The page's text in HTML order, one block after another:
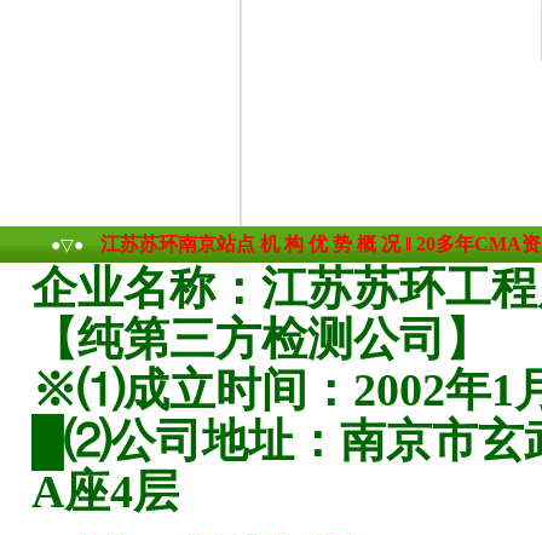
●▽● 江苏苏环南京站点 机 构 优 势 概 况 ‖ 20多年CMA
企业名称：江苏苏环工
【纯第三方检测公司】
※⑴成立时间：2002年1
█⑵公司地址：南京市玄
A座4层